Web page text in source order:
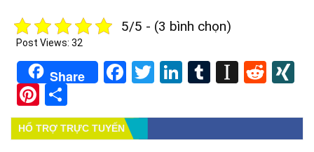
5/5 - (3 bình chọn)
Post Views: 32
Share Facebook
TwitterLinkedIn
Tumblr
Pinterest
HỔ TRỢ TRỰC TUYẾN